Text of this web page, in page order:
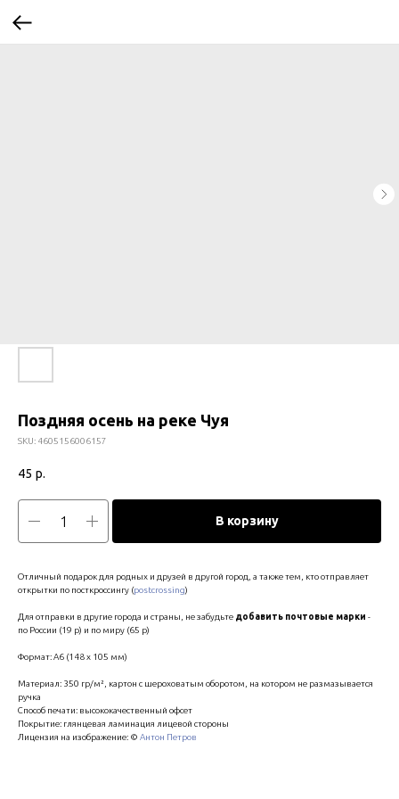
Поздняя осень на реке Чуя
SKU: 4605156006157
45 р.
В корзину
Отличный подарок для родных и друзей в другой город, а также тем, кто отправляет
открытки по посткроссингу (postcrossing)
Для отправки в другие города и страны, не забудьте добавить почтовые марки -
по России (19 р) и по миру (65 р)
Формат: А6 (148 х 105 мм)
Материал: 350 гр/м², картон с шероховатым оборотом, на котором не размазывается
ручка
Способ печати: высококачественный офсет
Покрытие: глянцевая ламинация лицевой стороны
Лицензия на изображение: © Антон Петров